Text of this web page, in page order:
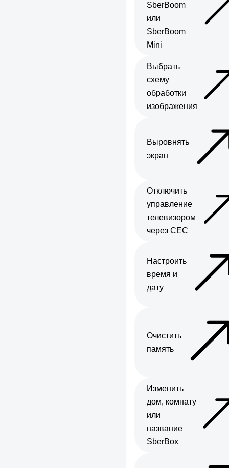
SberBoom
или
SberBoom
Mini
Выбрать
схему
обработки
изображения
Выровнять
экран
Отключить
управление
телевизором
через CEC
Настроить
время и
дату
Очистить
память
Изменить
дом, комнату
или
название
SberBox